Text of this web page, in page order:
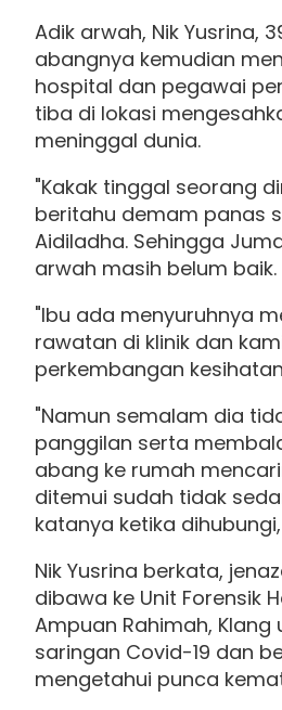
Adik arwah, Nik Yusrina,
abangnya kemudian
hospital dan pegawai
tiba di lokasi
meninggal dunia.
"Kakak tinggal seorang
beritahu demam panas
Aidiladha. Sehingga
arwah masih belum baik.
"Ibu ada menyuruhnya
rawatan di klinik dan
perkembangan
"Namun semalam dia
panggilan serta
abang ke rumah
ditemui sudah tidak
katanya ketika
Nik Yusrina berkata,
dibawa ke Unit Forensik
Ampuan Rahimah, Klang
saringan Covid-19 dan
mengetahui punca